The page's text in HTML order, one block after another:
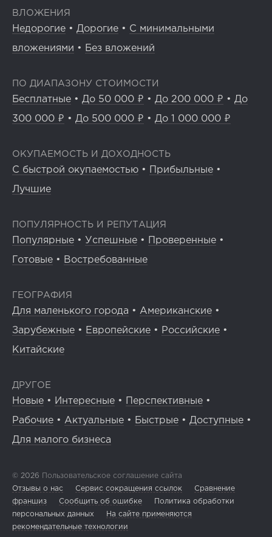
ВЛОЖЕНИЯ
Недорогие • Дорогие • С минимальными
вложениями • Без вложений
ПО ДИАПАЗОНУ СТОИМОСТИ
Бесплатные • До 50 000 ₽ • До 200 000 ₽ • До
300 000 ₽ • До 500 000 ₽ • До 1 000 000 ₽
ОКУПАЕМОСТЬ И ДОХОДНОСТЬ
С быстрой окупаемостью • Прибыльные •
Лучшие
ПОПУЛЯРНОСТЬ И РЕПУТАЦИЯ
Популярные • Успешные • Проверенные •
Готовые • Востребованные
ГЕОГРАФИЯ
Для маленького города • Американские •
Зарубежные • Европейские • Российские •
Китайские
ДРУГОЕ
Новые • Интересные • Перспективные •
Рабочие • Актуальные • Быстрые • Доступные •
Для малого бизнеса
© 2026 Пользовательское соглашение сайта
Отзывы о нас
Сервис сокращения ссылок
Сравнение
франшиз
Сообщить об ошибке
Политика обработки
персональных данных
На сайте применяются
рекомендательные технологии